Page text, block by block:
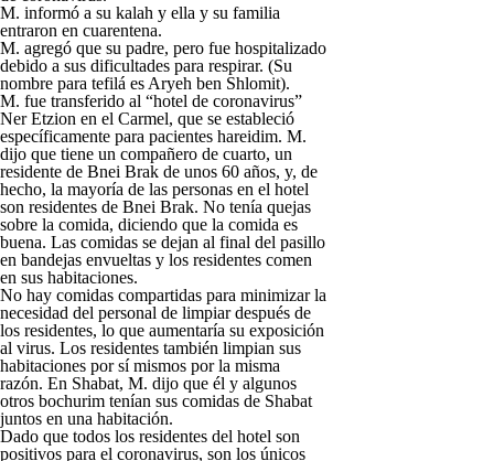
M. informó a su kalah y ella y su familia
entraron en cuarentena.
M. agregó que su padre, pero fue hospitalizado
debido a sus dificultades para respirar. (Su
nombre para tefilá es Aryeh ben Shlomit).
M. fue transferido al “hotel de coronavirus”
Ner Etzion en el Carmel, que se estableció
específicamente para pacientes hareidim. M.
dijo que tiene un compañero de cuarto, un
residente de Bnei Brak de unos 60 años, y, de
hecho, la mayoría de las personas en el hotel
son residentes de Bnei Brak. No tenía quejas
sobre la comida, diciendo que la comida es
buena. Las comidas se dejan al final del pasillo
en bandejas envueltas y los residentes comen
en sus habitaciones.
No hay comidas compartidas para minimizar la
necesidad del personal de limpiar después de
los residentes, lo que aumentaría su exposición
al virus. Los residentes también limpian sus
habitaciones por sí mismos por la misma
razón. En Shabat, M. dijo que él y algunos
otros bochurim tenían sus comidas de Shabat
juntos en una habitación.
Dado que todos los residentes del hotel son
positivos para el coronavirus, son los únicos